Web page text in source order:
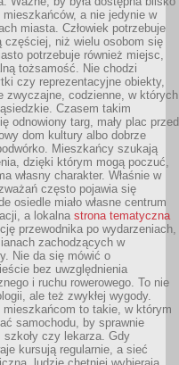
a nie jedynie w
miasta. Człowiek potrzebuje
częściej, niż wielu osobom się
potrzebuje również miejsc,
tożsamość. Nie chodzi
czy reprezentacyjne obiekty,
zwyczajne, codzienne, w których
Czasem takim
odnowiony targ, mały plac przed
dom kultury albo dobrze
Mieszkańcy szukają
dzięki którym mogą poczuć,
własny charakter. Właśnie w
często pojawia się
osiedle miało własne centrum
a lokalna strona tematyczna
przewodnika po wydarzeniach,
zachodzących w
Nie da się mówić o
bez uwzględnienia
i ruchu rowerowego. To nie
ale też zwykłej wygody.
mieszkańcom to takie, w którym
samochodu, by sprawnie
szkoły czy lekarza. Gdy
kursują regularnie, a sieć